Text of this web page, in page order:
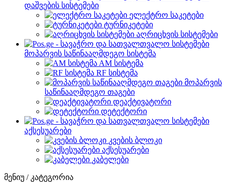
დაშვების სისტემები
ელექტრო საკეტები
ტურნიკეტები
აღრიცხვის სისტემები
მოპარვის საწინააღმდეგო სისტემა
AM სისტემა
RF სისტემა
მოპარვის
საწინააღმდეგო თაგები
დეაქტივატორი
დეტექტორი
აქსესუარები
კვების ბლოკი
აქსესუარები
კაბელები
მენიუ / კატეგორია